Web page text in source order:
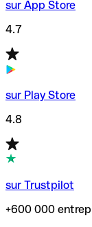
sur App Store
4.7
sur Play Store
4.8
sur Trustpilot
+600 000